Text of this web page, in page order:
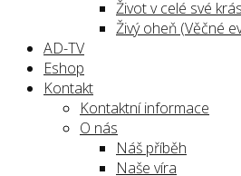
Život v celé své
Živý oheň (Věčné
AD-TV
Eshop
Kontakt
Kontaktní informace
O nás
Náš příběh
Naše víra